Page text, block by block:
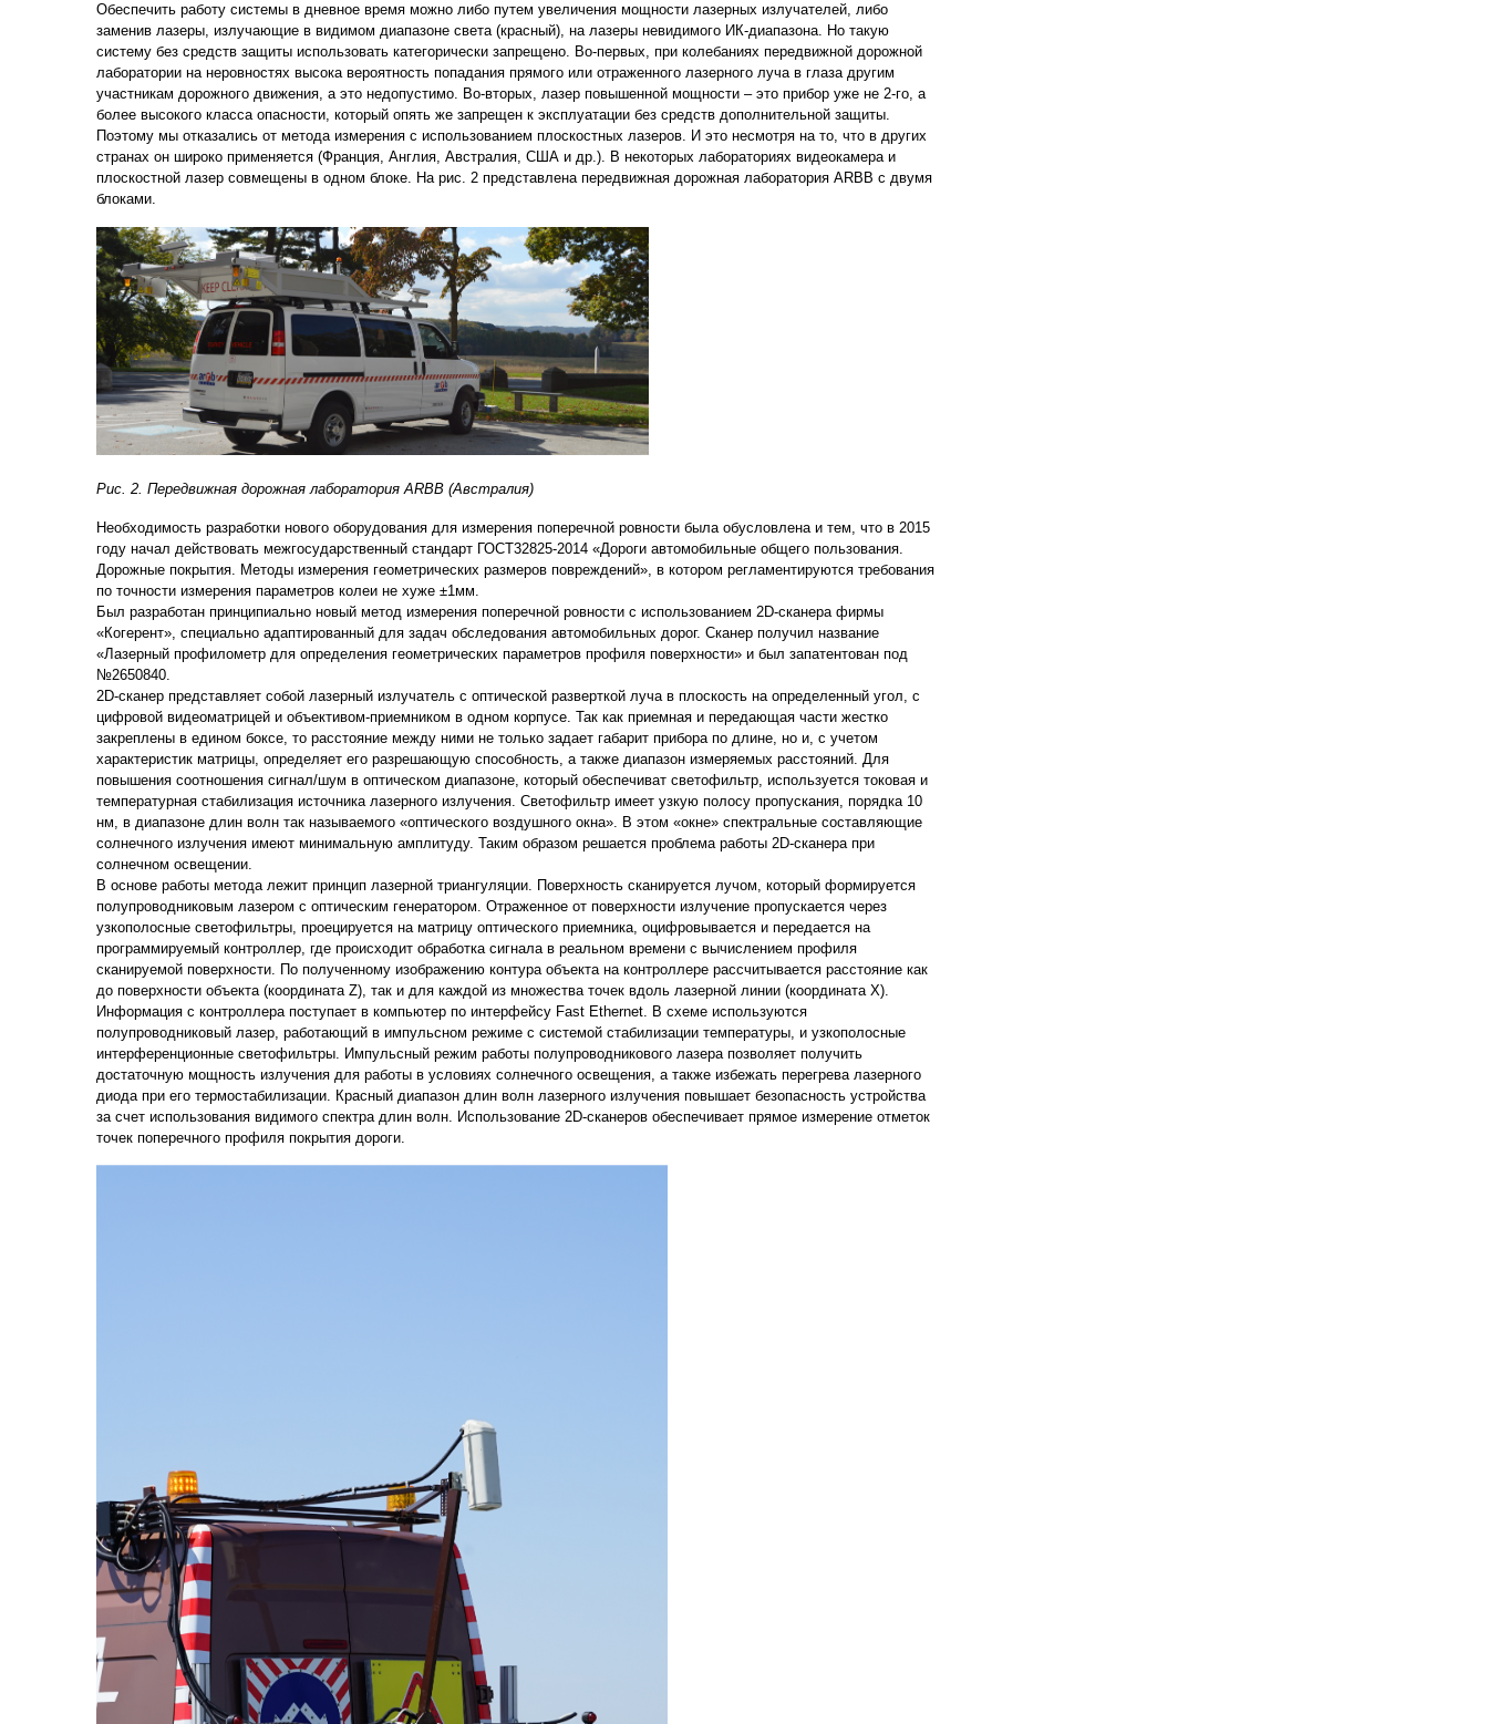
Обеспечить работу системы в дневное время можно либо путем увеличения мощности лазерных излучателей, либо
заменив лазеры, излучающие в видимом диапазоне света (красный), на лазеры невидимого ИК-диапазона. Но такую
систему без средств защиты использовать категорически запрещено. Во-первых, при колебаниях передвижной дорожной
лаборатории на неровностях высока вероятность попадания прямого или отраженного лазерного луча в глаза другим
участникам дорожного движения, а это недопустимо. Во-вторых, лазер повышенной мощности – это прибор уже не 2-го, а
более высокого класса опасности, который опять же запрещен к эксплуатации без средств дополнительной защиты.
Поэтому мы отказались от метода измерения с использованием плоскостных лазеров. И это несмотря на то, что в других
странах он широко применяется (Франция, Англия, Австралия, США и др.). В некоторых лабораториях видеокамера и
плоскостной лазер совмещены в одном блоке. На рис. 2 представлена передвижная дорожная лаборатория ARBB с двумя
блоками.
Рис. 2. Передвижная дорожная лаборатория ARBB (Австралия)
Необходимость разработки нового оборудования для измерения поперечной ровности была обусловлена и тем, что в 2015
году начал действовать межгосударственный стандарт ГОСТ32825-2014 «Дороги автомобильные общего пользования.
Дорожные покрытия. Методы измерения геометрических размеров повреждений», в котором регламентируются требования
по точности измерения параметров колеи не хуже ±1мм.
Был разработан принципиально новый метод измерения поперечной ровности с использованием 2D-сканера фирмы
«Когерент», специально адаптированный для задач обследования автомобильных дорог. Сканер получил название
«Лазерный профилометр для определения геометрических параметров профиля поверхности» и был запатентован под
№2650840.
2D-сканер представляет собой лазерный излучатель с оптической разверткой луча в плоскость на определенный угол, с
цифровой видеоматрицей и объективом-приемником в одном корпусе. Так как приемная и передающая части жестко
закреплены в едином боксе, то расстояние между ними не только задает габарит прибора по длине, но и, с учетом
характеристик матрицы, определяет его разрешающую способность, а также диапазон измеряемых расстояний. Для
повышения соотношения сигнал/шум в оптическом диапазоне, который обеспечиват светофильтр, используется токовая и
температурная стабилизация источника лазерного излучения. Светофильтр имеет узкую полосу пропускания, порядка 10
нм, в диапазоне длин волн так называемого «оптического воздушного окна». В этом «окне» спектральные составляющие
солнечного излучения имеют минимальную амплитуду. Таким образом решается проблема работы 2D-сканера при
солнечном освещении.
В основе работы метода лежит принцип лазерной триангуляции. Поверхность сканируется лучом, который формируется
полупроводниковым лазером с оптическим генератором. Отраженное от поверхности излучение пропускается через
узкополосные светофильтры, проецируется на матрицу оптического приемника, оцифровывается и передается на
программируемый контроллер, где происходит обработка сигнала в реальном времени с вычислением профиля
сканируемой поверхности. По полученному изображению контура объекта на контроллере рассчитывается расстояние как
до поверхности объекта (координата Z), так и для каждой из множества точек вдоль лазерной линии (координата Х).
Информация с контроллера поступает в компьютер по интерфейсу Fast Ethernet. В схеме используются
полупроводниковый лазер, работающий в импульсном режиме с системой стабилизации температуры, и узкополосные
интерференционные светофильтры. Импульсный режим работы полупроводникового лазера позволяет получить
достаточную мощность излучения для работы в условиях солнечного освещения, а также избежать перегрева лазерного
диода при его термостабилизации. Красный диапазон длин волн лазерного излучения повышает безопасность устройства
за счет использования видимого спектра длин волн. Использование 2D-сканеров обеспечивает прямое измерение отметок
точек поперечного профиля покрытия дороги.